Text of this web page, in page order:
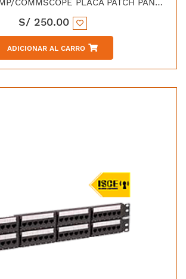
[760237046] AMP/COMMSCOPE PLACA PATCH PANEL DE 24 PUERTOS CAT 6A
S/ 250.00
ADICIONAR AL CARRO